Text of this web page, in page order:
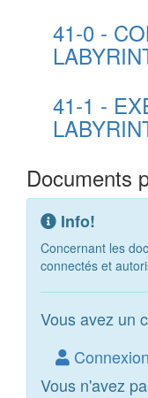
41-0 -
41-1 -
Documents
Info!
Concernant les
connectés et
Vous avez un
Connexion
Vous n'avez